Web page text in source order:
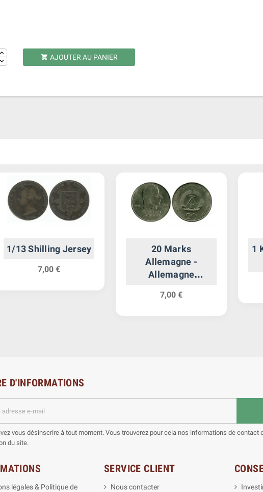
 AJOUTER AU PANIER
1/13 Shilling Jersey
7,00 €
20 Marks
Allemagne -
Allemagne
7,00 €
1
D'INFORMATIONS
vous désinscrire à tout moment. Vous trouverez pour cela nos informations de contact
du site.
légales & Politique de
SERVICE CLIENT
Nous contacter